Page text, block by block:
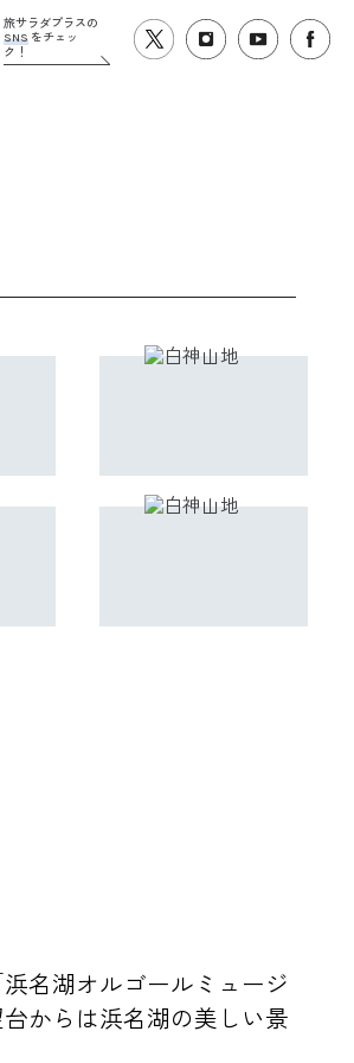
旅サラダプラスの
SNSをチェッ
ク！
名湖オルゴールミュージ
からは浜名湖の美しい景